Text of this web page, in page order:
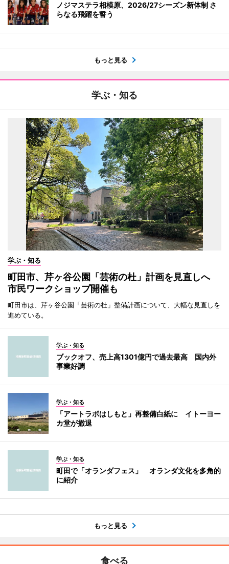
ノジマステラ相模原、2026/27シーズン新体制 さ
らなる飛躍を誓う
もっと見る
学ぶ・知る
学ぶ・知る
町田市、芹ヶ谷公園「芸術の杜」計画を見直しへ
市民ワークショップ開催も
町田市は、芹ヶ谷公園「芸術の杜」整備計画について、大幅な見直しを
進めている。
学ぶ・知る
ブックオフ、売上高1301億円で過去最高 国内外
事業好調
学ぶ・知る
「アートラボはしもと」再整備白紙に イトーヨー
カ堂が撤退
学ぶ・知る
町田で「オランダフェス」 オランダ文化を多角的
に紹介
もっと見る
食べる